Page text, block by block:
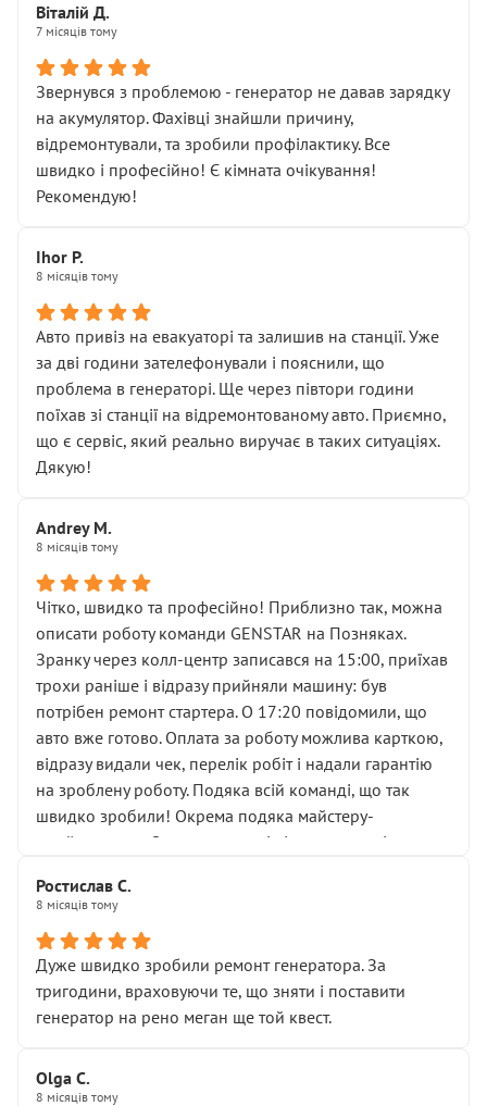
НЕ погоджував
послуга. Тим більше, я був поруч і жодної реальної
діагностики ходової не проводилось. Після
зауваження гроші за цю “послугу” повернули, що
лише підтвердило мою правоту.
Але головне — я виїжджаю з боксу, і скрип у гальмах
залишився таким самим, як і був. Тобто оплачена
Далі ситуація тільки погіршилась:
• сказали, що тепер “потрібно знімати колеса”
• що біля авто стояти вже не можна
• почали озвучувати купу додаткових робіт без
чіткого пояснення
( ну все зняли та доробили) дякую!
Окремий момент, який виглядає абсурдно:
мені заявили, що бачок гальмівної рідини потрібно
міняти разом із головним гальмівним циліндром у
Для людини, яка хоча б трохи розуміється на техніці,
це звучить як мінімум непрофесійно, а як максимум —
спроба продати дорогий вузол замість елементарних
ущільнювачів.
Що прикро — це не перший мій візит. Раніше міняв у
вас стартер, і тоді сервіс наче справив хороше
враження. Але згодом знайшов декілька гайок під
лобовим склом. Мені пояснили, що це “старі гайки, які
відкручували”, і попросили не хвилюватися. ( надіюсь
новий власник, не застяг в полі))
Але після нинішнього візиту такі дрібниці вже не
здаються дрібницями.
Я — клієнт, який працює на довірі, і саме її цей сервіс
Хотілося б більше:
• належної уваги до авто
• прозорості в роботах і рахунках
• реальної діагностики, а не формального
“подивились і поїхав”
На жаль, складається враження, що сервіс працює не
Стосовно комунікації - все добре
Віталій Д.
7 місяців тому
Звернувся з проблемою - генератор не давав зарядку
на акумулятор. Фахівці знайшли причину,
відремонтували, та зробили профілактику. Все
швидко і професійно! Є кімната очікування!
Рекомендую!
Ihor P.
8 місяців тому
Авто привіз на евакуаторі та залишив на станції. Уже
за дві години зателефонували і пояснили, що
проблема в генераторі. Ще через півтори години
поїхав зі станції на відремонтованому авто. Приємно,
що є сервіс, який реально виручає в таких ситуаціях.
Дякую!
Andrey M.
8 місяців тому
Чітко, швидко та професійно! Приблизно так, можна
описати роботу команди GENSTAR на Позняках.
Зранку через колл-центр записався на 15:00, приїхав
трохи раніше і відразу прийняли машину: був
потрібен ремонт стартера. О 17:20 повідомили, що
авто вже готово. Оплата за роботу можлива карткою,
відразу видали чек, перелік робіт і надали гарантію
на зроблену роботу. Подяка всій команді, що так
швидко зробили! Окрема подяка майстеру-
приймальнику Олександру: всі чітко та по суті.
звертатися до цього автосервісу.
Ростислав С.
8 місяців тому
Дуже швидко зробили ремонт генератора. За
тригодини, враховуючи те, що зняти і поставити
генератор на рено меган ще той квест.
Olga С.
8 місяців тому